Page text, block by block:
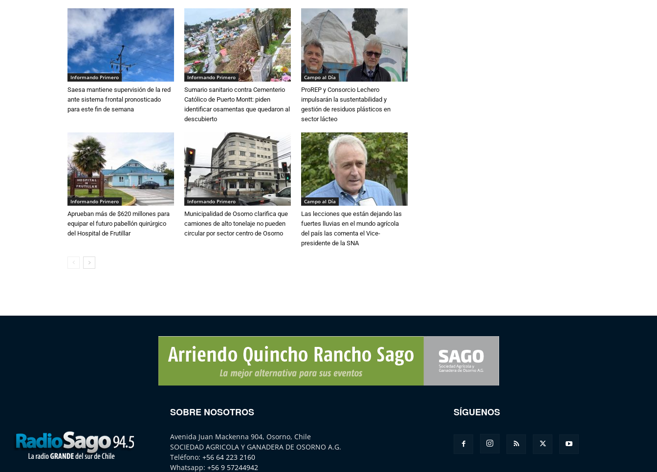
Informando Primero
Saesa mantiene supervisión de la red
ante sistema frontal pronosticado
para este fin de semana
Informando Primero
Sumario sanitario contra Cementerio
Católico de Puerto Montt: piden
identificar osamentas que quedaron al
descubierto
Campo al Día
ProREP y Consorcio Lechero
impulsarán la sustentabilidad y
gestión de residuos plásticos en
sector lácteo
Informando Primero
Aprueban más de $620 millones para
equipar el futuro pabellón quirúrgico
del Hospital de Frutillar
Informando Primero
Municipalidad de Osorno clarifica que
camiones de alto tonelaje no pueden
circular por sector centro de Osorno
Campo al Día
Las lecciones que están dejando las
fuertes lluvias en el mundo agrícola
del país las comenta el Vice-
presidente de la SNA
SOBRE NOSOTROS
Avenida Juan Mackenna 904, Osorno, Chile
SOCIEDAD AGRICOLA Y GANADERA DE OSORNO A.G.
Teléfono: +56 64 223 2160
Whatsapp: +56 9 57244942
SÍGUENOS